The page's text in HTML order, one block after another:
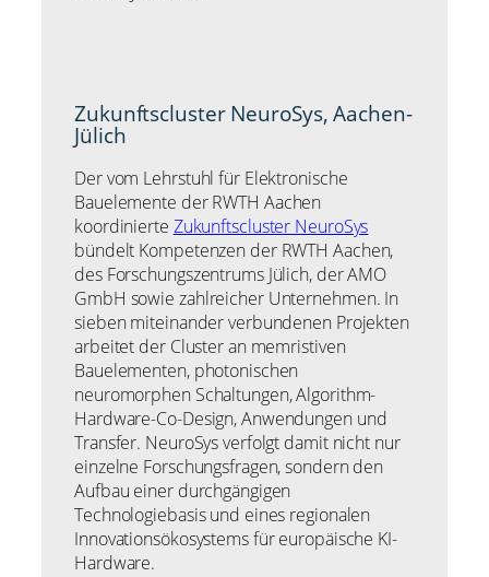
Zukunftscluster NeuroSys, Aachen-
Jülich
Der vom Lehrstuhl für Elektronische
Bauelemente der RWTH Aachen
koordinierte Zukunftscluster NeuroSys
bündelt Kompetenzen der RWTH Aachen,
des Forschungszentrums Jülich, der AMO
GmbH sowie zahlreicher Unternehmen. In
sieben miteinander verbundenen Projekten
arbeitet der Cluster an memristiven
Bauelementen, photonischen
neuromorphen Schaltungen, Algorithm-
Hardware-Co-Design, Anwendungen und
Transfer. NeuroSys verfolgt damit nicht nur
einzelne Forschungsfragen, sondern den
Aufbau einer durchgängigen
Technologiebasis und eines regionalen
Innovationsökosystems für europäische KI-
Hardware.